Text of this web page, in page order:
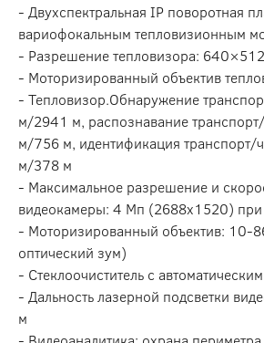
- Двухспектральная IP поворотная
вариофокальным тепловизионным
- Разрешение тепловизора: 640×512
- Моторизированный объектив
- Тепловизор.Обнаружение
м/2941 м, распознавание
м/756 м, идентификация транспорт/
м/378 м
- Максимальное разрешение и
видеокамеры: 4 Мп (2688х1520)
- Моторизированный объектив: 10-
оптический зум)
- Стеклоочиститель с
- Дальность лазерной подсветки
м